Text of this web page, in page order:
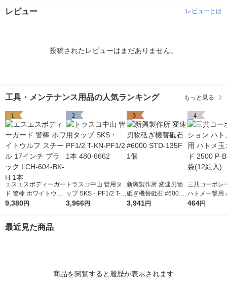
レビュー レビューとは
投稿されたレビューはまだありません。
工具・メンテナンス用品の人気ランキング もっと見る
1
エスエスボディーガー
ド 警棒 ホワイトウル
フ スチール 17インチ
9,380円
2
トラスコ中山 管用タ
ップ SKS・PF1/2 T-K
N-PF1/2 1本 480-666
3,966円
3
新興製作所 変速刃物
砥ぎ機替砥石 #6000
STD-135F 1個
3,941円
4
三共コーポレ
ハトメ一撃用
玉ゴールド
464円
最近見た商品
商品を閲覧すると履歴が表示されます